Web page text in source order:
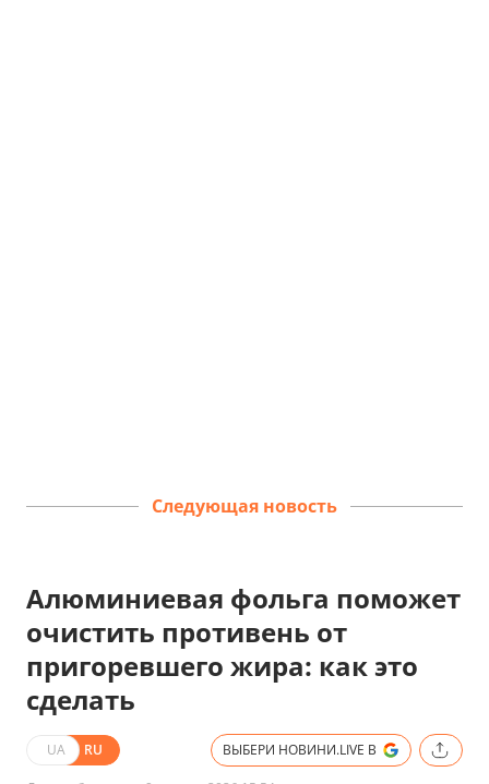
Следующая новость
Алюминиевая фольга поможет
очистить противень от
пригоревшего жира: как это
сделать
UA RU ВЫБЕРИ НОВИНИ.LIVE В